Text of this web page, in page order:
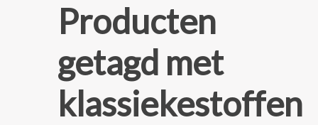
Producten
getagd met
klassiekestoffen